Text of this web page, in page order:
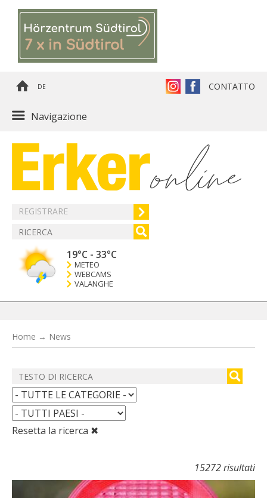
DE CONTATTO
Navigazione
REGISTRARE
19°C - 33°C
METEO
WEBCAMS
VALANGHE
Home → News
Resetta la ricerca ✖
15272 risultati